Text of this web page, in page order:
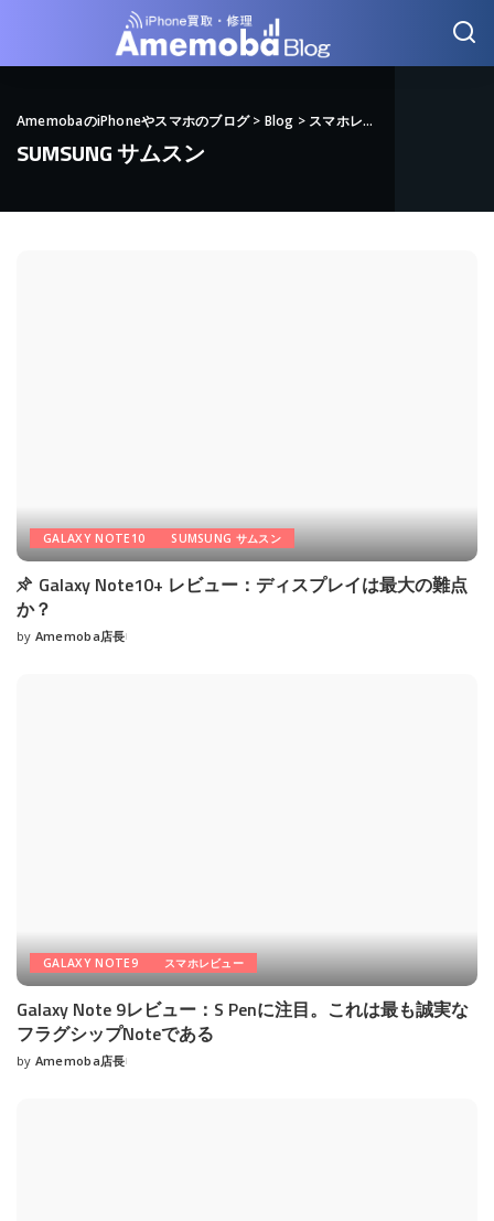
AmemobaのiPhoneやスマホのブログ> Blog > スマホレビュー
SUMSUNG サムスン
GALAXY NOTE10 SUMSUNG サムスン
Galaxy Note10+ レビュー：ディスプレイは最大の難点
か？
Posted
by Amemoba店長
GALAXY NOTE9 スマホレビュー
Galaxy Note 9レビュー：S Penに注目。これは最も誠実な
フラグシップNoteである
Posted
by Amemoba店長